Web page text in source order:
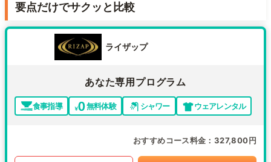
要点だけでサクッと比較
ライザップ
あなた専用プログラム
食事指導 無料体験 シャワー ウェアレンタル
おすすめコース料金 327,800円